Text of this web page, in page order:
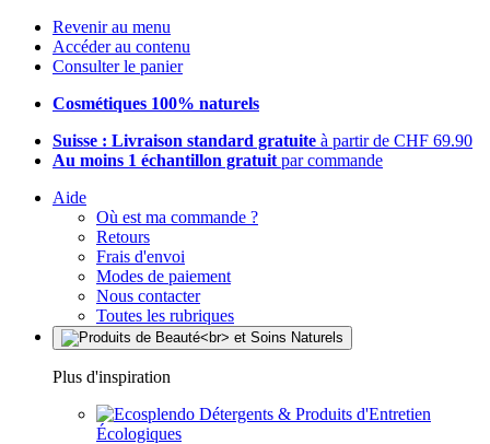
Revenir au menu
Accéder au contenu
Consulter le panier
Cosmétiques 100% naturels
Suisse : Livraison standard gratuite à partir de CHF 69.90
Au moins 1 échantillon gratuit par commande
Aide
Où est ma commande ?
Retours
Frais d'envoi
Modes de paiement
Nous contacter
Toutes les rubriques
Plus d'inspiration
Détergents & Produits d'Entretien
Écologiques